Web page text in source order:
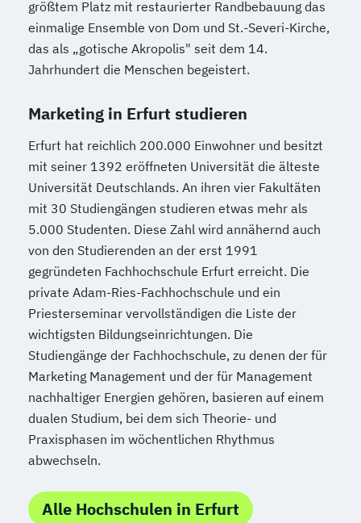
größtem Platz mit restaurierter Randbebauung das
einmalige Ensemble von Dom und St.-Severi-Kirche,
das als „gotische Akropolis" seit dem 14.
Jahrhundert die Menschen begeistert.
Marketing in Erfurt studieren
Erfurt hat reichlich 200.000 Einwohner und besitzt
mit seiner 1392 eröffneten Universität die älteste
Universität Deutschlands. An ihren vier Fakultäten
mit 30 Studiengängen studieren etwas mehr als
5.000 Studenten. Diese Zahl wird annähernd auch
von den Studierenden an der erst 1991
gegründeten Fachhochschule Erfurt erreicht. Die
private Adam-Ries-Fachhochschule und ein
Priesterseminar vervollständigen die Liste der
wichtigsten Bildungseinrichtungen. Die
Studiengänge der Fachhochschule, zu denen der für
Marketing Management und der für Management
nachhaltiger Energien gehören, basieren auf einem
dualen Studium, bei dem sich Theorie- und
Praxisphasen im wöchentlichen Rhythmus
abwechseln.
Alle Hochschulen in Erfurt